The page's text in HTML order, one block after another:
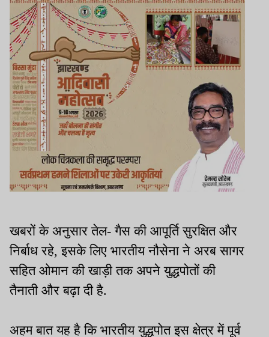
खबरों के अनुसार तेल- गैस की आपूर्ति सुरक्षित और
निर्बाध रहे, इसके लिए भारतीय नौसेना ने अरब सागर
सहित ओमान की खाड़ी तक अपने युद्धपोतों की
तैनाती और बढ़ा दी है.
अहम बात यह है कि भारतीय युद्धपोत इस क्षेत्र में पूर्व